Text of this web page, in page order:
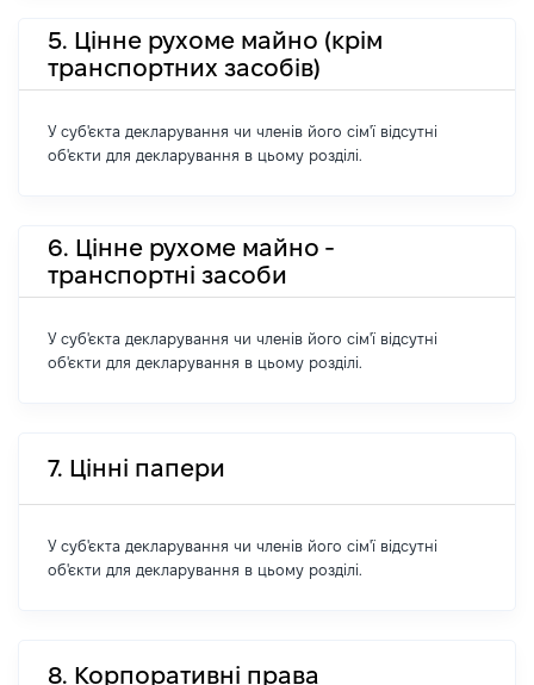
5. Цінне рухоме майно (крім
транспортних засобів)
У суб'єкта декларування чи членів його сім'ї відсутні
об'єкти для декларування в цьому розділі.
6. Цінне рухоме майно -
транспортні засоби
У суб'єкта декларування чи членів його сім'ї відсутні
об'єкти для декларування в цьому розділі.
7. Цінні папери
У суб'єкта декларування чи членів його сім'ї відсутні
об'єкти для декларування в цьому розділі.
8. Корпоративні права